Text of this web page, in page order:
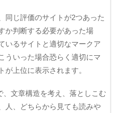
同じ評価のサイトが2つあった
か判断する必要があった場
いるサイトと適切なマークア
ういった場合恐らく適切にマ
が上位に表示されます。
、文章構造を考え、落としこむ
人、どちらから見ても読みや